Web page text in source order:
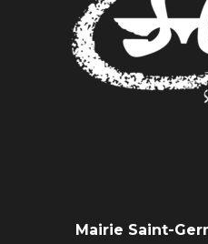
Mairie Saint-